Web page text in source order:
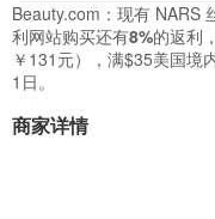
Beauty.com：现有 NARS
利网站购买还有8%的返利
￥131元），满$35美国境
1日。
商家详情